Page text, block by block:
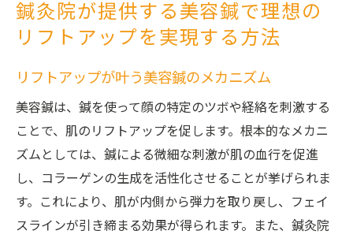
鍼灸院が提供する美容鍼で理想の
リフトアップを実現する方法
リフトアップが叶う美容鍼のメカニズム
美容鍼は、鍼を使って顔の特定のツボや経絡を刺激する
ことで、肌のリフトアップを促します。根本的なメカニ
ズムとしては、鍼による微細な刺激が肌の血行を促進
し、コラーゲンの生成を活性化させることが挙げられま
す。これにより、肌が内側から弾力を取り戻し、フェイ
スラインが引き締まる効果が得られます。また、鍼灸院